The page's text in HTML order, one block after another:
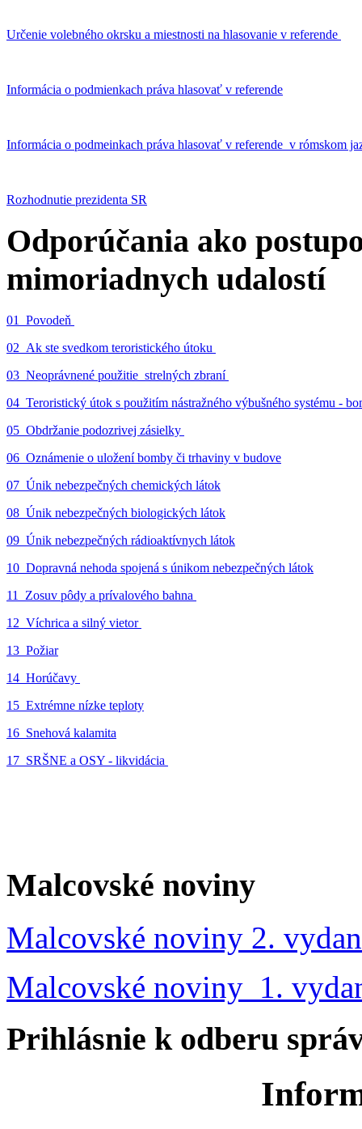
Určenie volebného okrsku a miestnosti na hlasovanie v referende
Informácia o podmienkach práva hlasovať v referende
Informácia o podmeinkach práva hlasovať v referende v rómskom
Rozhodnutie prezidenta SR
Odporúčania ako
mimoriadnych udalostí
01_Povodeň
02_Ak ste svedkom teroristického útoku
03_Neoprávnené použitie strelných zbraní
04_Teroristický útok s použitím nástražného výbušného systému -
05_Obdržanie podozrivej zásielky
06_Oznámenie o uložení bomby či trhaviny v budove
07_Únik nebezpečných chemických látok
08_Únik nebezpečných biologických látok
09_Únik nebezpečných rádioaktívnych látok
10_Dopravná nehoda spojená s únikom nebezpečných látok
11_Zosuv pôdy a prívalového bahna
12_Víchrica a silný vietor
13_Požiar
14_Horúčavy
15_Extrémne nízke teploty
16_Snehová kalamita
17_SRŠNE a OSY - likvidácia
Malcovské noviny
Malcovské noviny 2.
Malcovské noviny 1.
Prihlásnie k odberu